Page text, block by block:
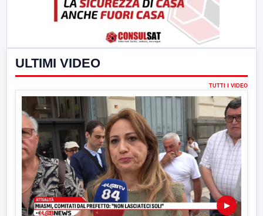
ULTIMI VIDEO
TUTTI I VIDEO
▶